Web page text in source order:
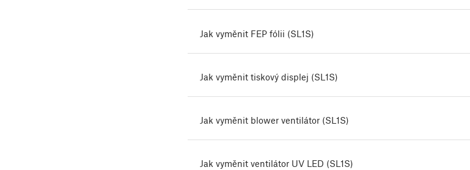
Jak vyměnit FEP fólii (SL1S)
Jak vyměnit tiskový displej (SL1S)
Jak vyměnit blower ventilátor (SL1S)
Jak vyměnit ventilátor UV LED (SL1S)